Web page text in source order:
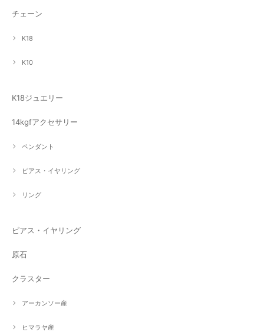
チェーン
K18
K10
K18ジュエリー
14kgfアクセサリー
ペンダント
ピアス・イヤリング
リング
ピアス・イヤリング
原石
クラスター
アーカンソー産
ヒマラヤ産